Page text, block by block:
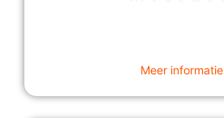
Meer informatie